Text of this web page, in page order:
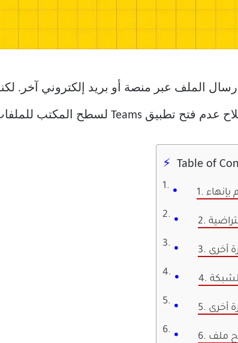
الملف عبر منصة أو بريد إلكتروني آخر.
Table of
أخرى
أخرى
ملف